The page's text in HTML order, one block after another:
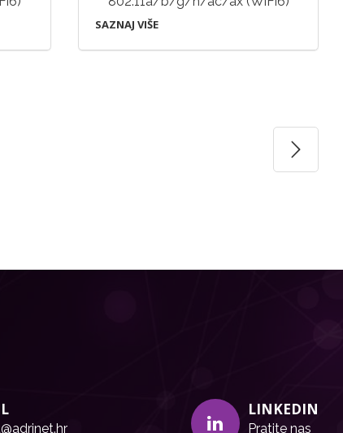
SAZNAJ VIŠE
LINKEDIN
Pratite nas